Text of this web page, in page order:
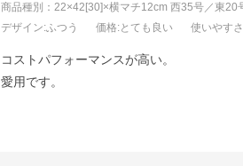
商品種別：22×42[30]×横マチ12cm 西35号／東20
デザイン:ふつう 価格:とても良い 使いやすさ
コストパフォーマンスが高い。
愛用です。